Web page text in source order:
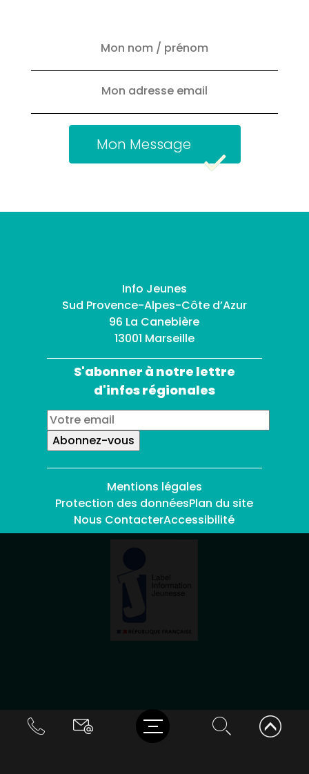
Mon Message
Info Jeunes
Sud Provence-Alpes-Côte d’Azur
96 La Canebière
13001 Marseille
S'abonner à notre lettre
d'infos régionales
Mentions légales
Protection des donnéesPlan du site
Nous ContacterAccessibilité